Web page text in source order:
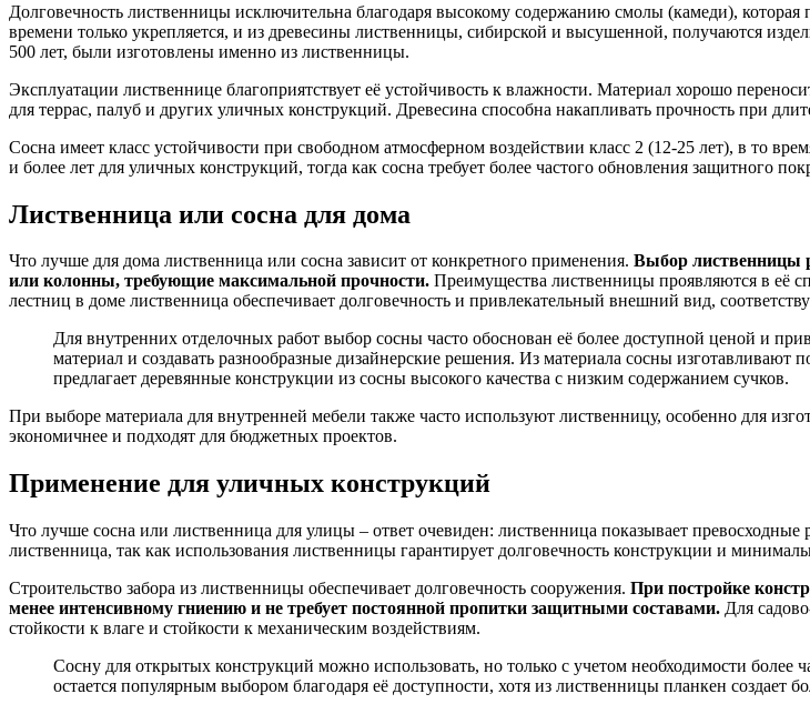
Долговечность лиственницы исключительна благодаря высокому содержанию смолы (камеди),
времени только укрепляется, и из древесины лиственницы, сибирской и высушенной, получаются
500 лет, были изготовлены именно из лиственницы.
Эксплуатации лиственнице благоприятствует её устойчивость к влажности. Материал хорошо
для террас, палуб и других уличных конструкций. Древесина способна накапливать прочность при
Сосна имеет класс устойчивости при свободном атмосферном воздействии класс 2 (12-25 лет), в то
и более лет для уличных конструкций, тогда как сосна требует более частого обновления защитного
Лиственница или сосна для дома
Что лучше для дома лиственница или сосна зависит от конкретного применения. Выбор лиственницы
или колонны, требующие максимальной прочности. Преимущества лиственницы проявляются в её
лестниц в доме лиственница обеспечивает долговечность и привлекательный внешний вид,
Для внутренних отделочных работ выбор сосны часто обоснован её более доступной ценой и
материал и создавать разнообразные дизайнерские решения. Из материала сосны
предлагает деревянные конструкции из сосны высокого качества с низким содержанием сучков.
При выборе материала для внутренней мебели также часто используют лиственницу, особенно для
экономичнее и подходят для бюджетных проектов.
Применение для уличных конструкций
Что лучше сосна или лиственница для улицы – ответ очевиден: лиственница показывает
лиственница, так как использования лиственницы гарантирует долговечность конструкции и
Строительство забора из лиственницы обеспечивает долговечность сооружения. При постройке
менее интенсивному гниению и не требует постоянной пропитки защитными составами. Для
стойкости к влаге и стойкости к механическим воздействиям.
Сосну для открытых конструкций можно использовать, но только с учетом необходимости
остается популярным выбором благодаря её доступности, хотя из лиственницы планкен создает